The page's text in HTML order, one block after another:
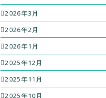
2026年3月
2026年2月
2026年1月
2025年12月
2025年11月
2025年10月